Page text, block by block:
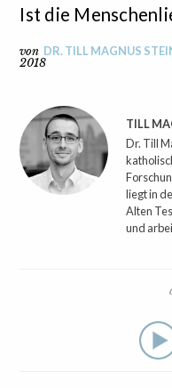
Ist die
von DR. TILL MAGNUS
2018
TILL
Dr. Till
liegt in
Alten
und